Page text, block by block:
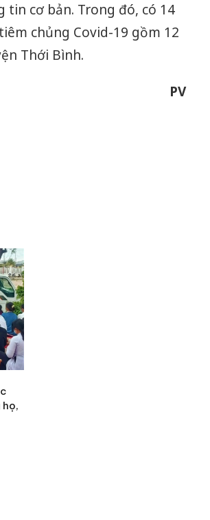
tin cơ bản. Trong đó, có 14
chủng Covid-19 gồm 12
Thới Bình.
PV